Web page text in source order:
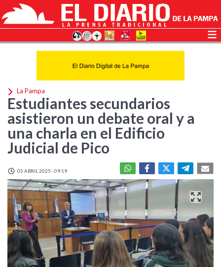
La Pampa
Estudiantes secundarios
asistieron un debate oral y a
una charla en el Edificio
Judicial de Pico
05 ABRIL 2025 - 09:19